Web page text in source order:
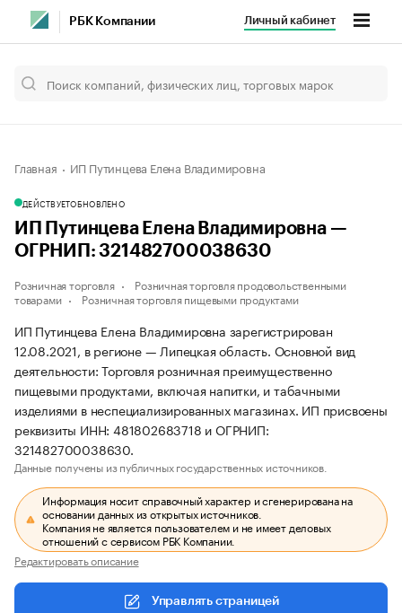
РБК Компании Личный кабинет
Главная ИП Путинцева Елена Владимировна
ДЕЙСТВУЕТОБНОВЛЕНО
ИП Путинцева Елена Владимировна —
ОГРНИП: 321482700038630
Розничная торговля
Розничная торговля продовольственными
товарами
Розничная торговля пищевыми продуктами
ИП Путинцева Елена Владимировна зарегистрирован
12.08.2021, в регионе — Липецкая область. Основной вид
деятельности: Торговля розничная преимущественно
пищевыми продуктами, включая напитки, и табачными
изделиями в неспециализированных магазинах. ИП присвоены
реквизиты ИНН: 481802683718 и ОГРНИП:
321482700038630.
Данные получены из публичных государственных источников.
Информация носит справочный характер и сгенерирована на
основании данных из открытых источников.
Компания не является пользователем и не имеет деловых
отношений с сервисом РБК Компании.
Редактировать описание
Управлять страницей